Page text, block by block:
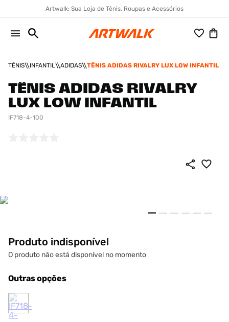
Artwalk: Sua Loja de Tênis, Roupas e Acessórios
TÊNIS INFANTIL ADIDAS TÊNIS ADIDAS RIVALRY LUX LOW INFANTIL
TÊNIS ADIDAS RIVALRY
LUX LOW INFANTIL
IF718-4-100
Produto indisponível
O produto não está disponível no momento
Outras opções